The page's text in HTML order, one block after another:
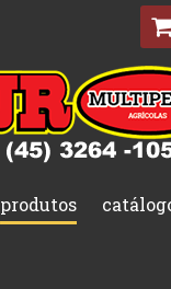
produtos